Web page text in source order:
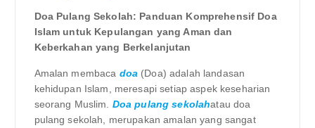
Doa Pulang Sekolah: Panduan Komprehensif Doa
Islam untuk Kepulangan yang Aman dan
Keberkahan yang Berkelanjutan
Amalan membaca doa (Doa) adalah landasan
kehidupan Islam, meresapi setiap aspek keseharian
seorang Muslim. Doa pulang sekolahatau doa
pulang sekolah, merupakan amalan yang sangat